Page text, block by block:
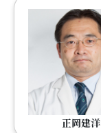
正岡建洋